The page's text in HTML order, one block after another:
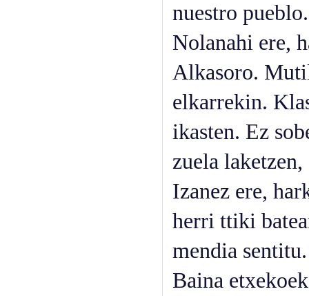
nuestro
Nolanahi ere,
Alkasoro.
elkarrekin.
ikasten. Ez
zuela
Izanez ere,
herri ttiki
mendia
Baina